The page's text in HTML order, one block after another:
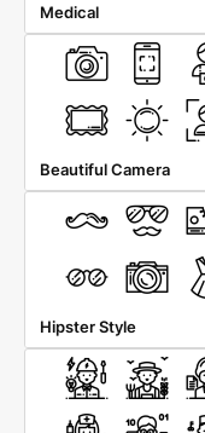
Medical
Beautiful Camera
Hipster Style